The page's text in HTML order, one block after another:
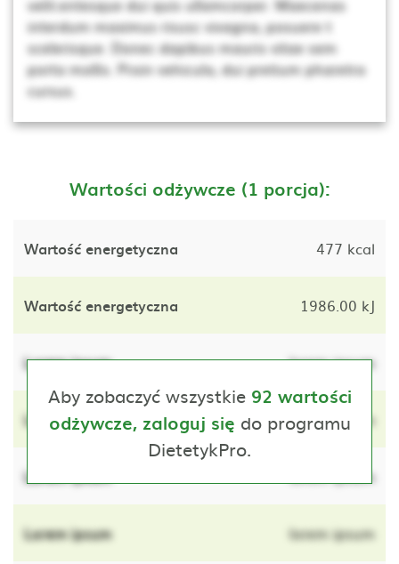
velit.entesque dui quis ullamcorper. Maecenas
interdum maximus risusc vivagna, posuere t
scelerisque. Donec dapibus mauris vitae sem
porta mollis. Proin vehicula, dui pretium pharetra
cursus.
Wartości odżywcze (1 porcja):
Wartość energetyczna 477 kcal
Wartość energetyczna 1986.00 kJ
Lorem ipsum lorem ipsum
Lorem ipsum lorem ipsum
Lorem ipsum lorem ipsum
Lorem ipsum lorem ipsum
Aby zobaczyć wszystkie 92 wartości
odżywcze, zaloguj się do programu
DietetykPro.